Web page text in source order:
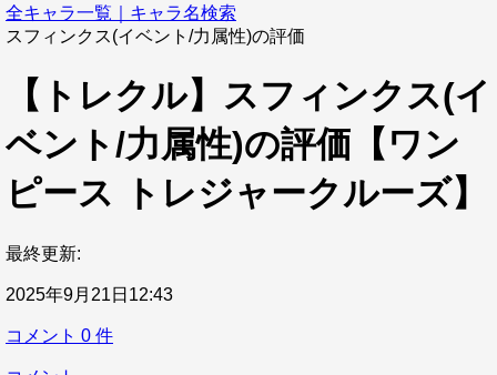
全キャラ一覧｜キャラ名検索
スフィンクス(イベント/力属性)の評価
【トレクル】スフィンクス(イ
ベント/力属性)の評価【ワン
ピース トレジャークルーズ】
最終更新:
2025年9月21日12:43
コメント 0 件